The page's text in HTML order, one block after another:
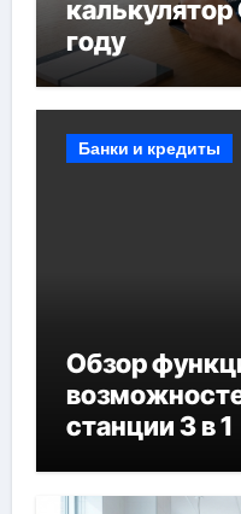
году
Банки и кредиты
Обзор
станции 3 в 1